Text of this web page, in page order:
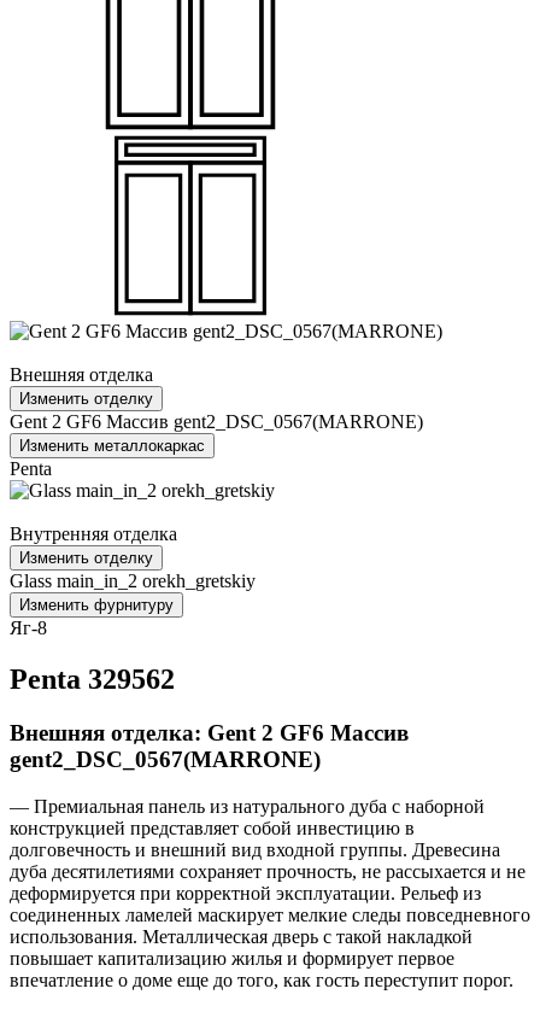
Внешняя отделка
Изменить отделку
Gent 2 GF6 Массив gent2_DSC_0567(MARRONE)
Изменить металлокаркас
Penta
Внутренняя отделка
Изменить отделку
Glass main_in_2 orekh_gretskiy
Изменить фурнитуру
Яг-8
Penta 329562
Внешняя отделка: Gent 2 GF6 Массив
gent2_DSC_0567(MARRONE)
— Премиальная панель из натурального дуба с наборной
конструкцией представляет собой инвестицию в
долговечность и внешний вид входной группы. Древесина
дуба десятилетиями сохраняет прочность, не рассыхается и не
деформируется при корректной эксплуатации. Рельеф из
соединенных ламелей маскирует мелкие следы повседневного
использования. Металлическая дверь с такой накладкой
повышает капитализацию жилья и формирует первое
впечатление о доме еще до того, как гость переступит порог.